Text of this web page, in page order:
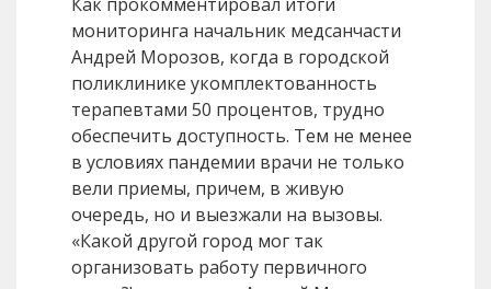
Как прокомментировал итоги
мониторинга начальник медсанчасти
Андрей Морозов, когда в городской
поликлинике укомплектованность
терапевтами 50 процентов, трудно
обеспечить доступность. Тем не менее
в условиях пандемии врачи не только
вели приемы, причем, в живую
очередь, но и выезжали на вызовы.
«Какой другой город мог так
организовать работу первичного